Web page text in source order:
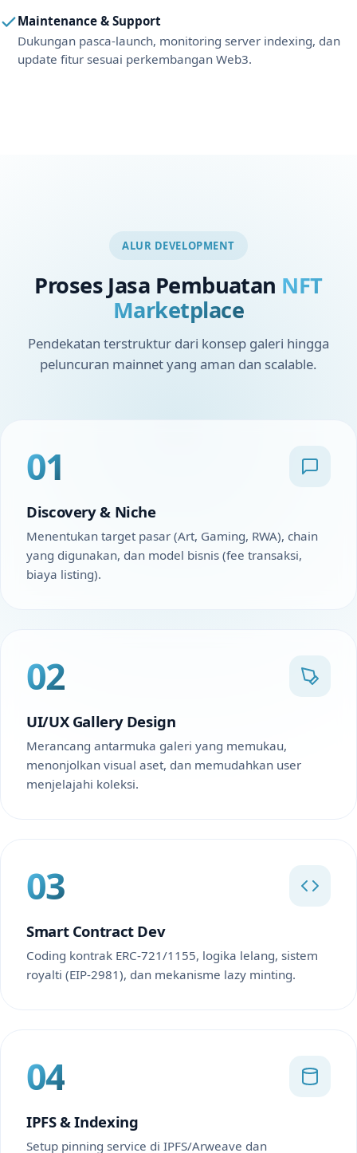
Maintenance & Support
Dukungan pasca-launch, monitoring server indexing, dan
update fitur sesuai perkembangan Web3.
ALUR DEVELOPMENT
Proses Jasa Pembuatan NFT
Marketplace
Pendekatan terstruktur dari konsep galeri hingga
peluncuran mainnet yang aman dan scalable.
01
Discovery & Niche
Menentukan target pasar (Art, Gaming, RWA), chain
yang digunakan, dan model bisnis (fee transaksi,
biaya listing).
02
UI/UX Gallery Design
Merancang antarmuka galeri yang memukau,
menonjolkan visual aset, dan memudahkan user
menjelajahi koleksi.
03
Smart Contract Dev
Coding kontrak ERC-721/1155, logika lelang, sistem
royalti (EIP-2981), dan mekanisme lazy minting.
04
IPFS & Indexing
Setup pinning service di IPFS/Arweave dan